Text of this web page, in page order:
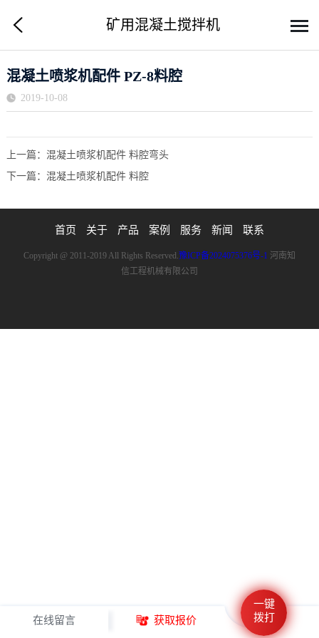
矿用混凝土搅拌机
混凝土喷浆机配件 PZ-8料腔
2019-10-08
上一篇： 混凝土喷浆机配件 料腔弯头
下一篇： 混凝土喷浆机配件 料腔
首页 关于 产品 案例 服务 新闻 联系
Copyright @ 2011-2019 All Rights Reserved.豫ICP备2024075376号-1 河南知
信工程机械有限公司
在线留言 获取报价
一键
拨打